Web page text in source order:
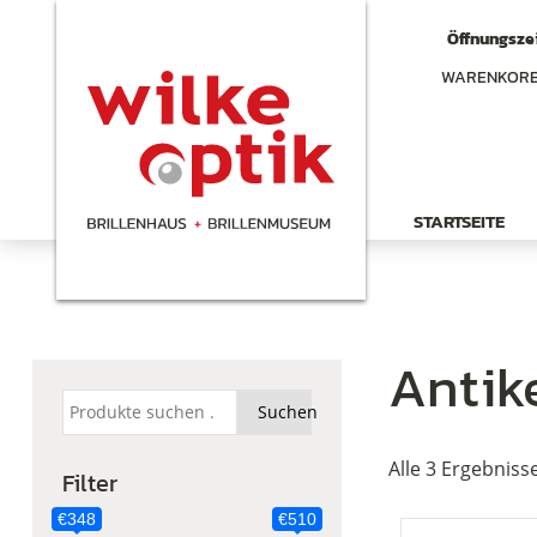
STARTSEITE
Alle 3
Suchen
nach:
Suchen
Filter
€348 €510